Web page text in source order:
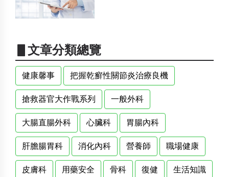
▋文章分類總覽
健康馨事 把握乾癬性關節炎治療良機
搶救器官大作戰系列 一般外科
大腸直腸外科 心臟科 胃腸內科
肝膽腸胃科 消化內科 營養師 職場健康
皮膚科 用藥安全 骨科 復健 生活知識